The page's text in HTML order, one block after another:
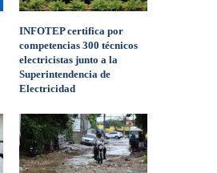
INFOTEP certifica por
competencias 300 técnicos
electricistas junto a la
Superintendencia de
Electricidad